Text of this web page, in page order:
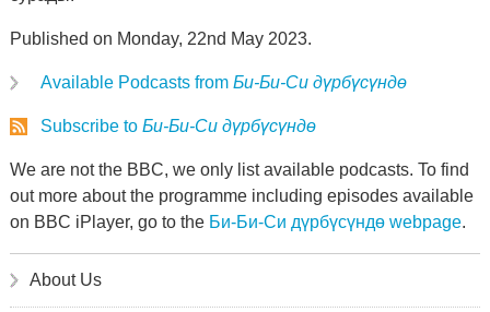
Published on Monday, 22nd May 2023.
Available Podcasts from Би-Би-Си дүрбүсүндө
Subscribe to Би-Би-Си дүрбүсүндө
We are not the BBC, we only list available podcasts. To find
out more about the programme including episodes available
on BBC iPlayer, go to the Би-Би-Си дүрбүсүндө webpage.
About Us